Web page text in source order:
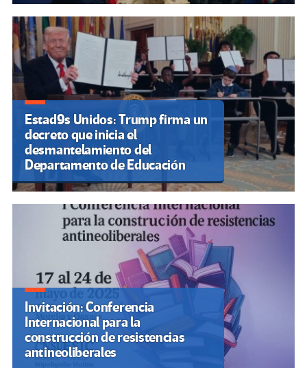
Estad9s Unidos: Trump firma un
decreto que inicia el
desmantelamiento del
Departamento de Educación
Invitación: Conferencia
Internacional para la
construcción de resistencias
antineoliberales